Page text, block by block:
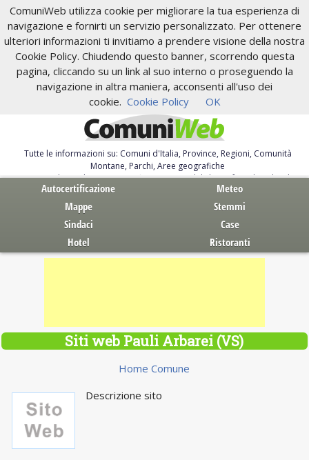
ComuniWeb utilizza cookie per migliorare la tua esperienza di
navigazione e fornirti un servizio personalizzato. Per ottenere
ulteriori informazioni ti invitiamo a prendere visione della nostra
Cookie Policy. Chiudendo questo banner, scorrendo questa
pagina, cliccando su un link al suo interno o proseguendo la
navigazione in altra maniera, acconsenti all'uso dei
cookie. Cookie Policy OK
Tutte le informazioni su: Comuni d'Italia, Province, Regioni, Comunità
Montane, Parchi, Aree geografiche
Servizi al Cittadino. Autocertificazione, moduli, leggi, free download
Autocertificazione
Meteo
Mappe
Stemmi
Sindaci
Case
Hotel
Ristoranti
Siti web Pauli Arbarei (VS)
Home Comune
Descrizione sito